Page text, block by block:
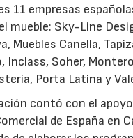
11 empresas
mueble: Sky-Line
Muebles Canella,
Inclass, Soher,
Porta Latina y
contó con el
de España en